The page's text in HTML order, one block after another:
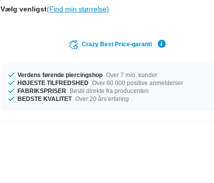
Vælg venligst(Find min størrelse)
Crazy Best Price-garanti
Verdens førende piercingshop Over 7 mio. kunder
HØJESTE TILFREDSHED Over 80.000 positive anmeldelser
FABRIKSPRISER
Bestil direkte fra producenten
BEDSTE KVALITET Over 20 års erfaring